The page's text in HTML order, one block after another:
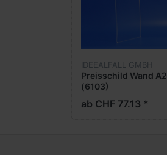
IDEEALFALL GMBH
Preisschild Wand A2
(6103)
ab CHF 77.13 *